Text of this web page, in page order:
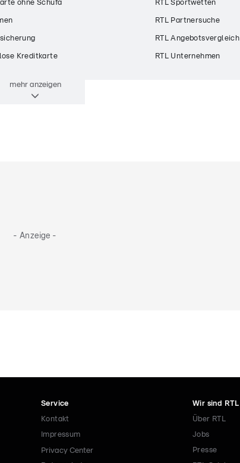
ohne Schufa
Kreditkarte
RTL Sportwetten
RTL Partnersuche
RTL Angebotsvergleich
RTL Unternehmen
mehranzeigen
- Anzeige -
Service
Kontakt
Impressum
Privacy Center
Wir sind RTL
Über RTL
Jobs
Presse